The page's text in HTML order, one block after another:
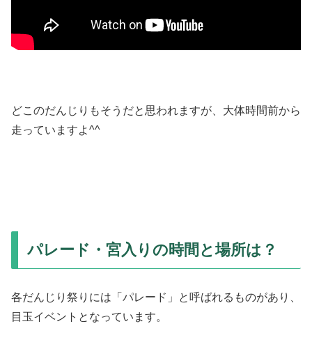
どこのだんじりもそうだと思われますが、大体時間前から
走っていますよ^^
パレード・宮入りの時間と場所は？
各だんじり祭りには「パレード」と呼ばれるものがあり、
目玉イベントとなっています。